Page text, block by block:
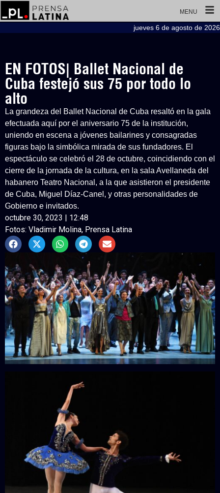
MENU
jueves 6 de agosto de 2026
EN FOTOS| Ballet Nacional de
Cuba festejó sus 75 por todo lo
alto
La grandeza del Ballet Nacional de Cuba resaltó en la gala
efectuada aquí por el aniversario 75 de la institución,
uniendo en escena a jóvenes bailarines y consagradas
figuras bajo la simbólica mirada de sus fundadores. El
espectáculo se celebró el 28 de octubre, coincidiendo con el
cierre de la jornada de la cultura, en la sala Avellaneda del
habanero Teatro Nacional, a la que asistieron el presidente
de Cuba, Miguel Díaz-Canel, y otras personalidades de
Gobierno e invitados.
octubre 30, 2023 | 12:48
Fotos: Vladimir Molina, Prensa Latina